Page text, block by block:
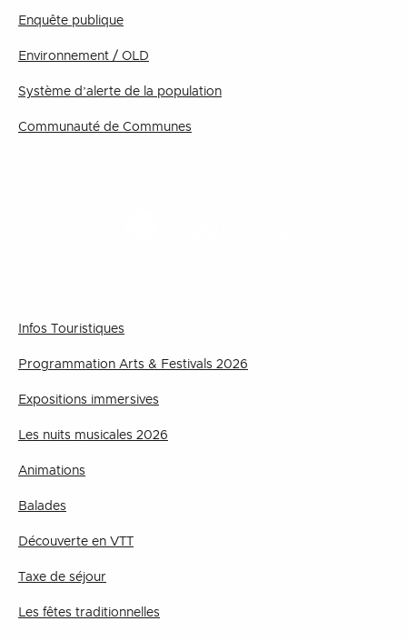
Enquête publique
Environnement / OLD
Système d’alerte de la population
Communauté de Communes
Infos Touristiques
Programmation Arts & Festivals 2026
Expositions immersives
Les nuits musicales 2026
Animations
Balades
Découverte en VTT
Taxe de séjour
Les fêtes traditionnelles